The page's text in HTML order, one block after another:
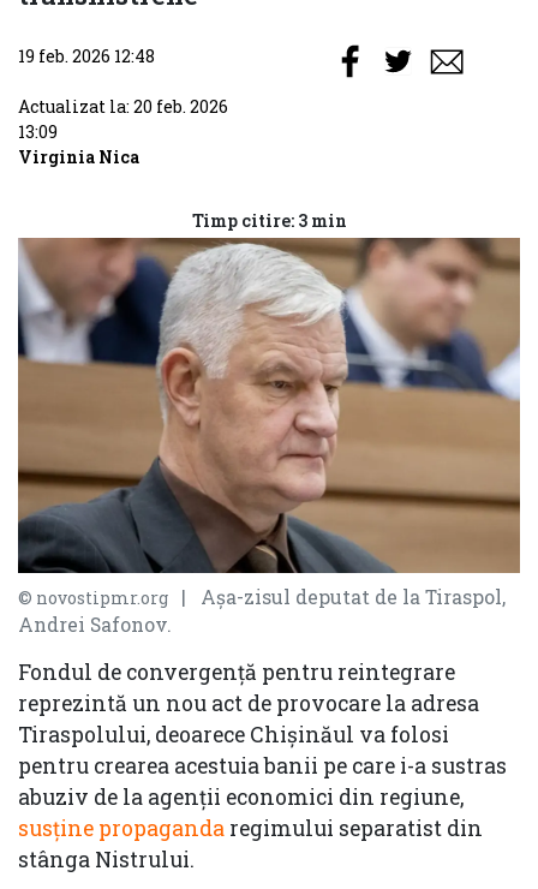
© novostipmr.org
| Așa-zisul deputat de la Tiraspol,
Andrei Safonov.
Fondul de convergență pentru reintegrare
reprezintă un nou act de provocare la adresa
Tiraspolului, deoarece Chișinăul va folosi
pentru crearea acestuia banii pe care i-a sustras
abuziv de la agenții economici din regiune,
susține propaganda regimului separatist din
stânga Nistrului.
19 feb. 2026 12:48
Actualizat la: 20 feb. 2026
13:09
Virginia Nica
Timp citire: 3 min